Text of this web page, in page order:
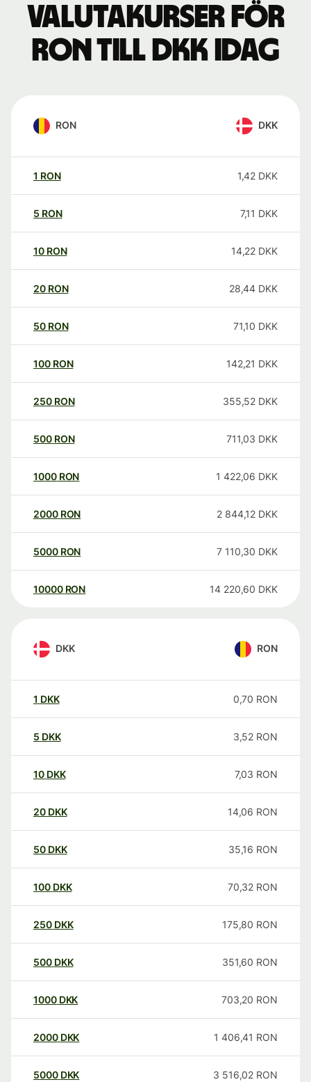
Valutakurser för
RON till DKK idag
RON DKK
1 RON 1,42 DKK
5 RON 7,11 DKK
10 RON 14,22 DKK
20 RON 28,44 DKK
50 RON 71,10 DKK
100 RON 142,21 DKK
250 RON 355,52 DKK
500 RON 711,03 DKK
1000 RON 1 422,06 DKK
2000 RON 2 844,12 DKK
5000 RON 7 110,30 DKK
10000 RON 14 220,60 DKK
DKK RON
1 DKK 0,70 RON
5 DKK 3,52 RON
10 DKK 7,03 RON
20 DKK 14,06 RON
50 DKK 35,16 RON
100 DKK 70,32 RON
250 DKK 175,80 RON
500 DKK 351,60 RON
1000 DKK 703,20 RON
2000 DKK 1 406,41 RON
5000 DKK 3 516,02 RON